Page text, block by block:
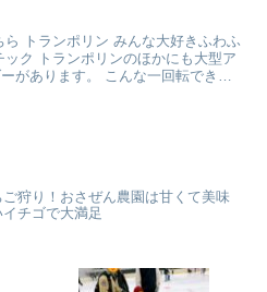
トランポリン みんな大好きふわふ
ク トランポリンのほかにも大型ア
があります。 こんな一回転できる
ご狩り！おさぜん農園は甘くて美味
イチゴで大満足